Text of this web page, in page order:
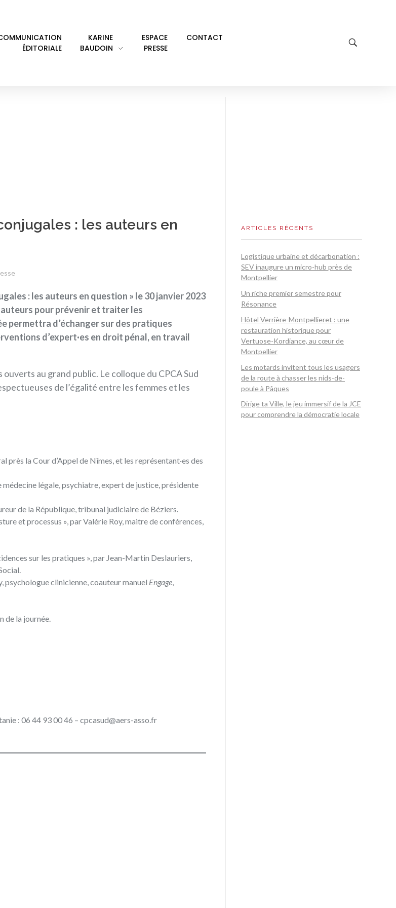
ÉDITORIALE
KARINE
BAUDOIN
ESPACE
PRESSE
CONTACT
: les auteurs en
: les auteurs en question » le 30 janvier 2023
pour prévenir et traiter les
permettra d’échanger sur des pratiques
d’expert·es en droit pénal, en travail
au grand public. Le colloque du CPCA Sud
de l’égalité entre les femmes et les
la Cour d’Appel de Nîmes, et les représentant·es des
légale, psychiatre, expert de justice, présidente
de la République, tribunal judiciaire de Béziers.
et processus », par Valérie Roy, maitre de conférences,
sur les pratiques », par Jean-Martin Deslauriers,
psychologue clinicienne, coauteur manuel Engage,
de la journée.
: 06 44 93 00 46 – cpcasud@aers-asso.fr
ARTICLES RÉCENTS
Logistique urbaine et décarbonation :
SEV inaugure un micro-hub près de
Montpellier
Un riche premier semestre pour
Résonance
Hôtel Verrière-Montpellieret : une
restauration historique pour
Vertuose-Kordiance, au cœur de
Montpellier
Les motards invitent tous les usagers
de la route à chasser les nids-de-
poule à Pâques
Dirige ta Ville, le jeu immersif de la JCE
pour comprendre la démocratie locale